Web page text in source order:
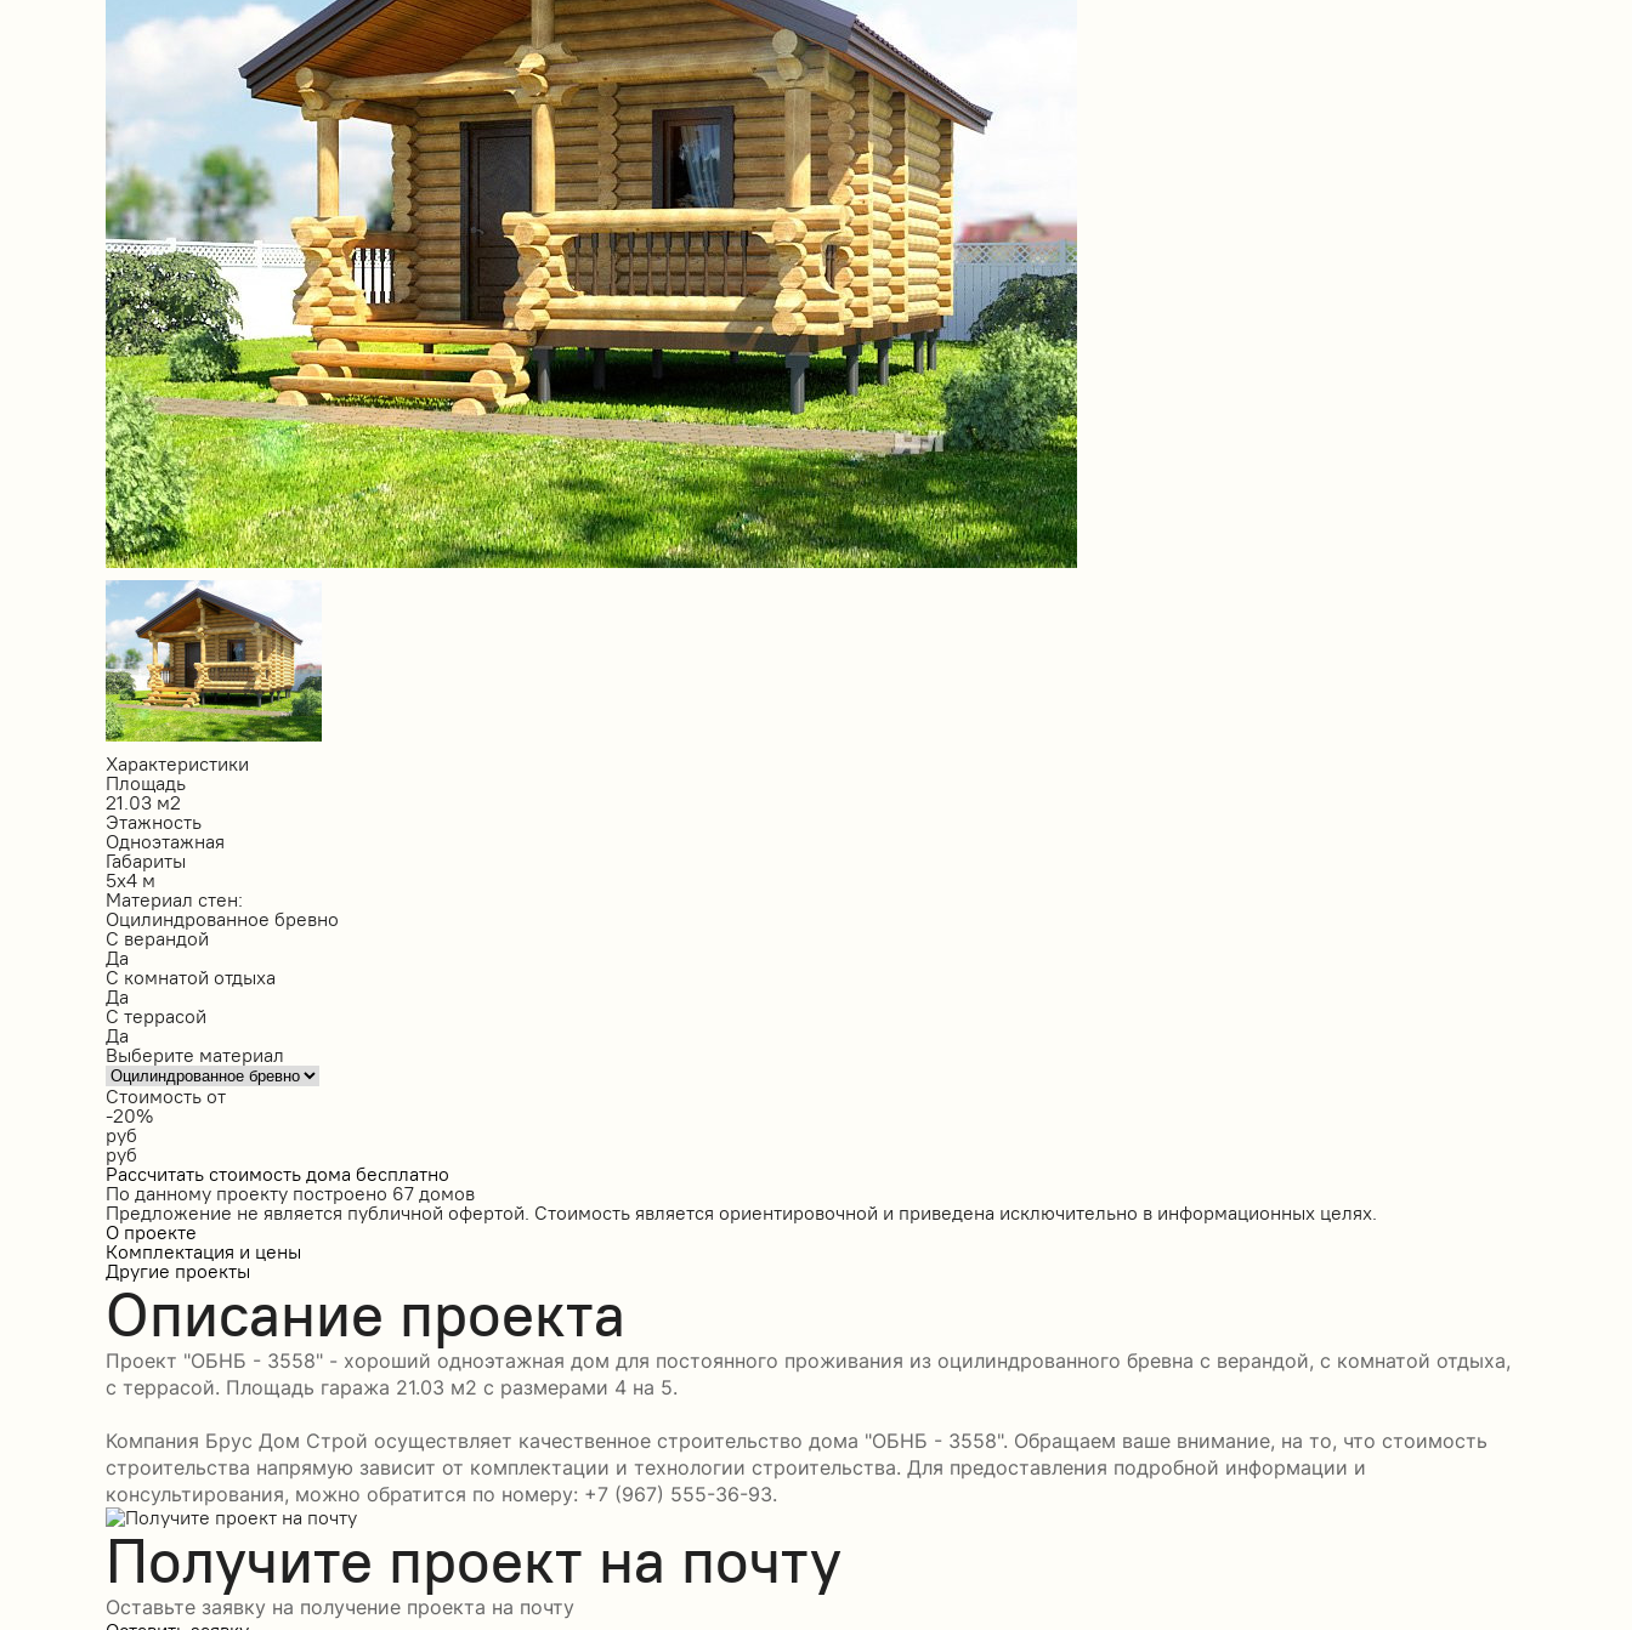
Характеристики
Площадь
21.03 м2
Этажность
Одноэтажная
Габариты
5х4 м
Материал стен:
Оцилиндрованное бревно
С верандой
Да
С комнатой отдыха
Да
С террасой
Да
Выберите материал
Стоимость от
-20%
руб
руб
Рассчитать стоимость дома бесплатно
По данному проекту построено 67 домов
Предложение не является публичной офертой. Стоимость является ориентировочной и приведена исключительно в информационных целях.
О проекте
Комплектация и цены
Другие проекты
Описание проекта
Проект "ОБНБ - 3558" - хороший одноэтажная дом для постоянного проживания из оцилиндрованного бревна с верандой, с комнатой отдыха,
с террасой. Площадь гаража 21.03 м2 с размерами 4 на 5.
Компания Брус Дом Строй осуществляет качественное строительство дома "ОБНБ - 3558". Обращаем ваше внимание, на то, что стоимость
строительства напрямую зависит от комплектации и технологии строительства. Для предоставления подробной информации и
консультирования, можно обратится по номеру: +7 (967) 555-36-93.
Получите проект на почту
Оставьте заявку на получение проекта на почту